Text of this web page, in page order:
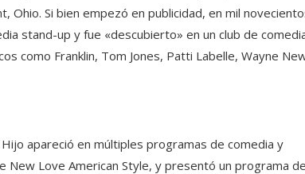
Si bien empezó en publicidad, en mil
stand-up y fue «descubierto» en un club de
como Franklin, Tom Jones, Patti Labelle, Wayne
apareció en múltiples programas de comedia y
New Love American Style, y presentó un programa de